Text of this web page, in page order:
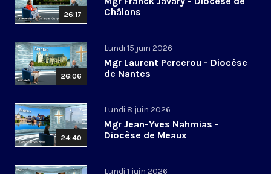
26:17
Châlons
26:06
Lundi 15 juin 2026
Mgr Laurent Percerou - Diocèse
de Nantes
24:40
Lundi 8 juin 2026
Mgr Jean-Yves Nahmias -
Diocèse de Meaux
Lundi 1 juin 2026